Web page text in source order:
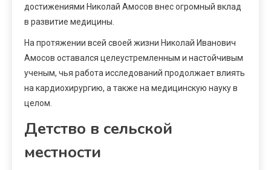
достижениями Николай Амосов внес огромный вклад
в развитие медицины.
На протяжении всей своей жизни Николай Иванович
Амосов оставался целеустремленным и настойчивым
ученым, чья работа исследований продолжает влиять
на кардиохирургию, а также на медицинскую науку в
целом.
Детство в сельской
местности